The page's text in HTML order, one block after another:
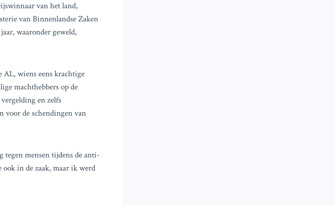
van het land,
van Binnenlandse Zaken
waaronder geweld,
AL, wiens eens krachtige
machthebbers op de
en zelfs
voor de schendingen van
mensen tijdens de anti-
ook in de zaak, maar ik werd